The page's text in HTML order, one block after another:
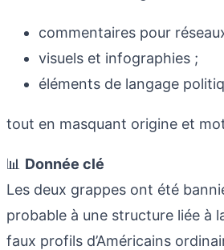
commentaires pour
visuels et infographies ;
éléments de langage
tout en masquant origine et
📊 Donnée clé
Les deux grappes ont été
probable à une structure liée à
faux profils d’Américains